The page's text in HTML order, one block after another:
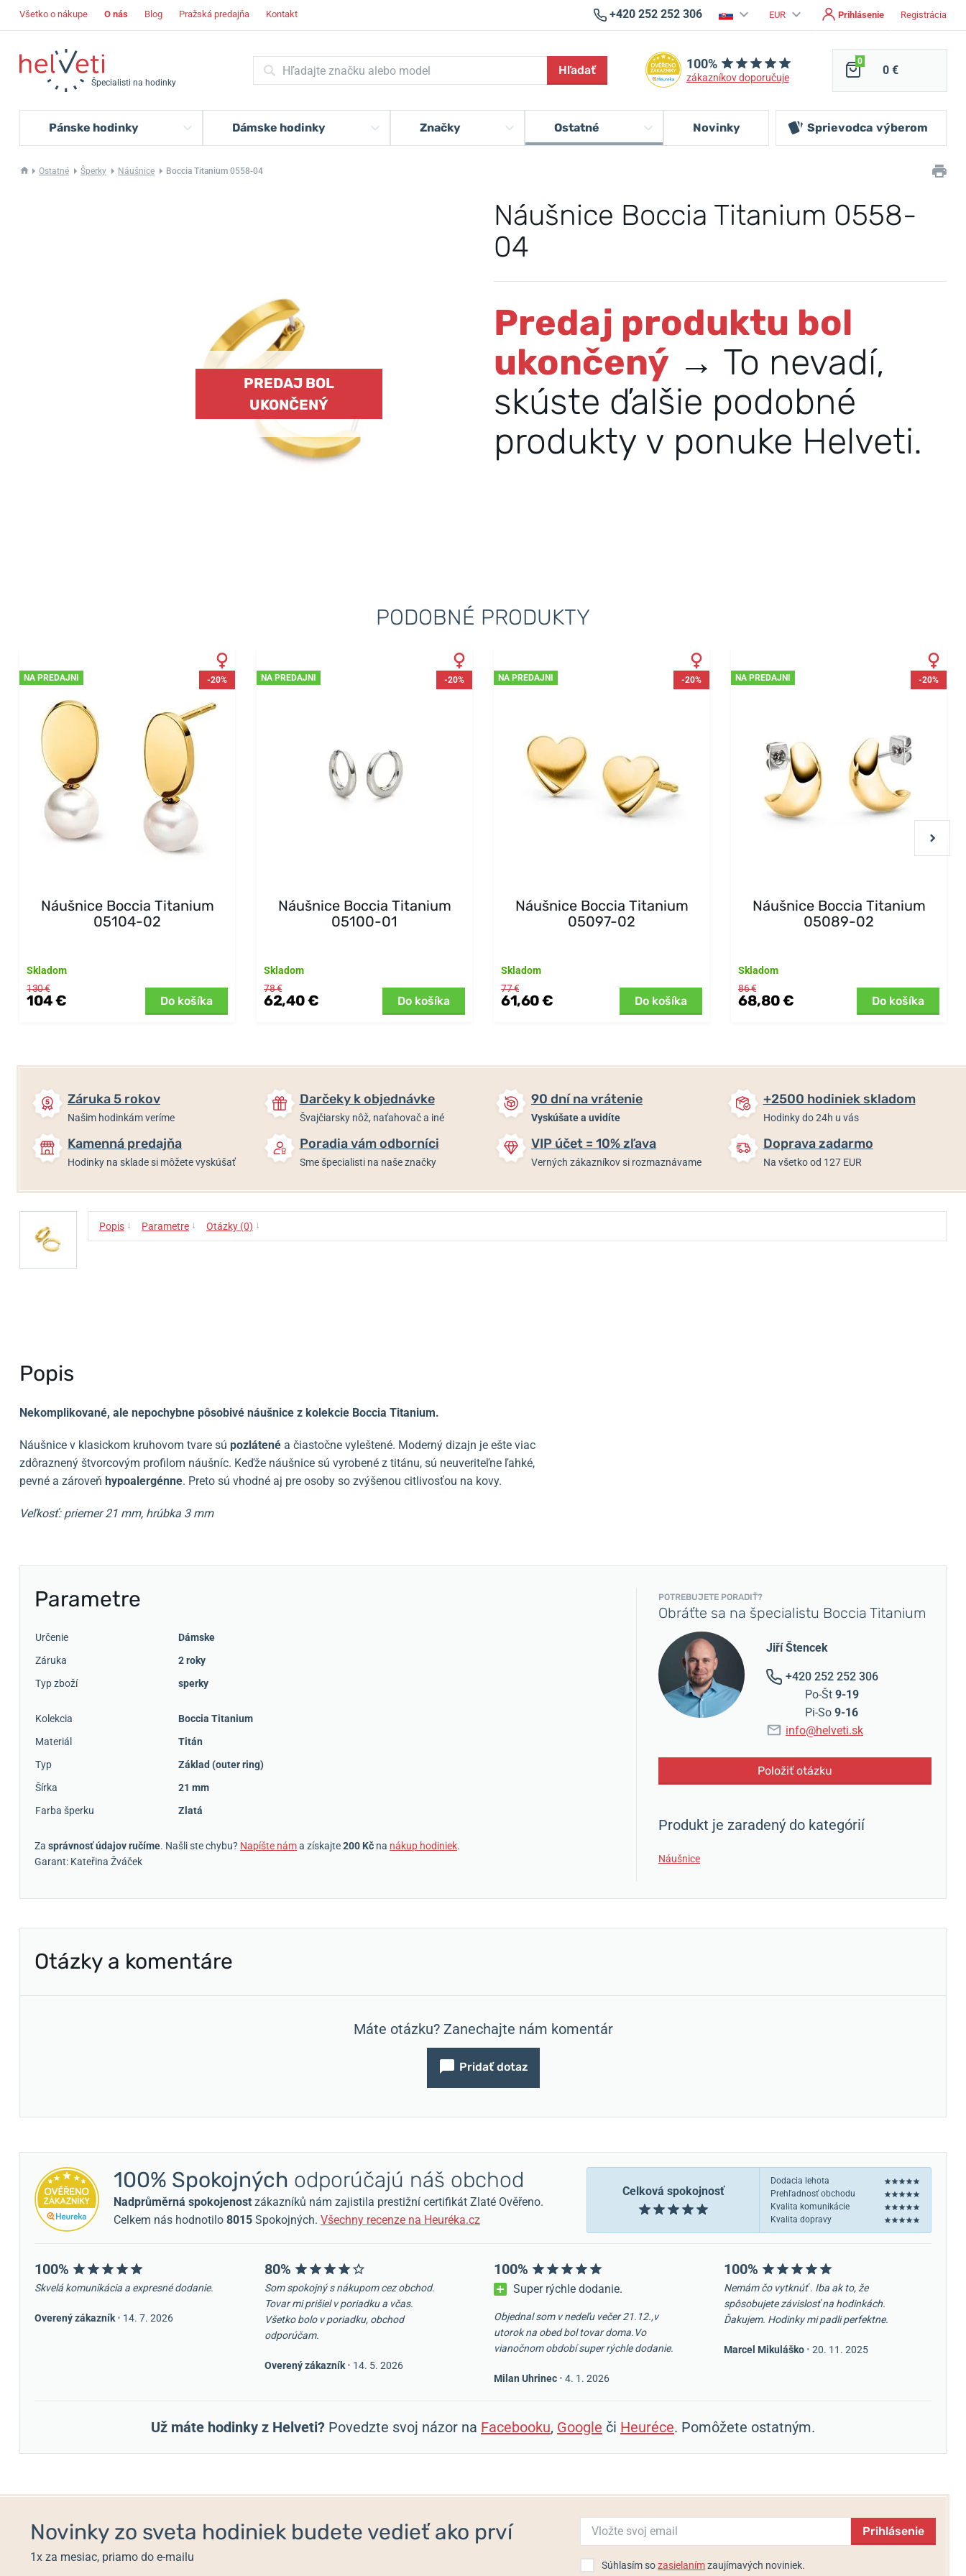
Všetko o nákupe O nás Blog Pražská predajňa Kontakt +420 252 252 306 EUR Prihlásenie Registrácia
Špecialisti na hodinky
Hľadať 100%
zákazníkov doporučuje
0
0 €
Pánske hodinky Dámske hodinky Značky Ostatné Novinky Sprievodca výberom
Ostatné Šperky Náušnice Boccia Titanium 0558-04
Náušnice Boccia Titanium 0558-
04
PREDAJ BOL
UKONČENÝ
Predaj produktu bol
ukončený → To nevadí,
skúste ďalšie podobné
produkty v ponuke Helveti.
PODOBNÉ PRODUKTY
NA PREDAJNI -20%
Náušnice Boccia Titanium
05104-02
Skladom
130 €
104 € Do košíka
NA PREDAJNI -20%
Náušnice Boccia Titanium
05100-01
Skladom
78 €
62,40 € Do košíka
NA PREDAJNI -20%
Náušnice Boccia Titanium
05097-02
Skladom
77 €
61,60 € Do košíka
NA PREDAJNI -20%
Náušnice Boccia Titanium
05089-02
Skladom
86 €
68,80 € Do košíka
Záruka 5 rokov
Našim hodinkám veríme
Darčeky k objednávke
Švajčiarsky nôž, naťahovač a iné
90 dní na vrátenie
Vyskúšate a uvidíte
+2500 hodiniek skladom
Hodinky do 24h u vás
Kamenná predajňa
Hodinky na sklade si môžete vyskúšať
Poradia vám odborníci
Sme špecialisti na naše značky
VIP účet = 10% zľava
Verných zákazníkov si rozmaznávame
Doprava zadarmo
Na všetko od 127 EUR
Popis ↓ Parametre ↓ Otázky (0) ↓
Popis
Nekomplikované, ale nepochybne pôsobivé náušnice z kolekcie Boccia Titanium.
Náušnice v klasickom kruhovom tvare sú pozlátené a čiastočne vyleštené. Moderný dizajn je ešte viac
zdôraznený štvorcovým profilom náušníc. Keďže náušnice sú vyrobené z titánu, sú neuveriteľne ľahké,
pevné a zároveň hypoalergénne. Preto sú vhodné aj pre osoby so zvýšenou citlivosťou na kovy.
Veľkosť: priemer 21 mm, hrúbka 3 mm
Parametre
Určenie
Dámske
Záruka
2 roky
Typ zboží
sperky
Kolekcia
Boccia Titanium
Materiál
Titán
Typ
Základ (outer ring)
Šírka
21 mm
Farba šperku
Zlatá
Za správnosť údajov ručíme. Našli ste chybu? Napíšte náma získajte200 Kč na nákup hodiniek.
Garant: Kateřina Žváček
POTREBUJETE PORADIŤ?
Obráťte sa na špecialistu Boccia Titanium
Jiří Štencek
+420 252 252 306
Po-Št 9-19
Pi-So 9-16
info@helveti.sk
Položiť otázku
Produkt je zaradený do kategórií
Náušnice
Otázky a komentáre
Máte otázku? Zanechajte nám komentár
Pridať dotaz
Celková spokojnosť
Dodacia lehota
Prehľadnosť obchodu
Kvalita komunikácie
Kvalita dopravy
100% Spokojných odporúčajú náš obchod
Nadprůměrná spokojenost zákazníků nám zajistila prestižní certifikát Zlaté Ověřeno.
Celkem nás hodnotilo 8015 Spokojných. Všechny recenze na Heuréka.cz
100%
Skvelá komunikácia a expresné dodanie.
Overený zákazník • 14. 7. 2026
80%
Som spokojný s nákupom cez obchod.
Tovar mi prišiel v poriadku a včas.
Všetko bolo v poriadku, obchod
odporúčam.
Overený zákazník • 14. 5. 2026
100%
Super rýchle dodanie.
Objednal som v nedeľu večer 21.12.,v
utorok na obed bol tovar doma.Vo
vianočnom období super rýchle dodanie.
Milan Uhrinec • 4. 1. 2026
100%
Nemám čo vytknúť . Iba ak to, že
spôsobujete závislosť na hodinkách.
Ďakujem. Hodinky mi padli perfektne.
Marcel Mikuláško • 20. 11. 2025
Už máte hodinky z Helveti? Povedzte svoj názor na Facebooku, Google či Heuréce. Pomôžete ostatným.
Novinky zo sveta hodiniek budete vedieť ako prví
1x za mesiac, priamo do e-mailu
Prihlásenie
Súhlasím sozasielanímzaujímavých noviniek.